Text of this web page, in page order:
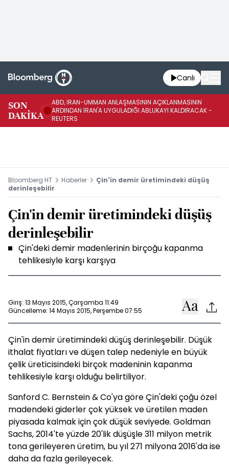
Canlı
SON
DAKİKA
ABD, İRAN-UMMAN ANLAŞMASININ AÇIKLANMASININ
ARDINDAN İRAN'A UYGULADIĞI ABLUKAYI KALDIRACAK -
REUTERS
Bloomberg HT Haberler
Çin'in demir üretimindeki düşüş
derinleşebilir
Çin'in demir üretimindeki düşüş
derinleşebilir
Çin'deki demir madenlerinin birçoğu kapanma
tehlikesiyle karşı karşıya
Giriş: 13 Mayıs 2015, Çarşamba 11:49
Güncelleme: 14 Mayıs 2015, Perşembe 07:55
Çin'in demir üretimindeki düşüş derinleşebilir. Düşük
ithalat fiyatları ve düşen talep nedeniyle en büyük
çelik üreticisindeki birçok madeninin kapanma
tehlikesiyle karşı olduğu belirtiliyor.
Sanford C. Bernstein & Co'ya göre Çin'deki çoğu özel
madendeki giderler çok yüksek ve üretilen maden
piyasada kalmak için çok düşük seviyede. Goldman
Sachs, 2014'te yüzde 20'lik düşüşle 311 milyon metrik
tona gerileyeren üretim, bu yıl 271 milyona 2016'da ise
daha da fazla gerileyecek.